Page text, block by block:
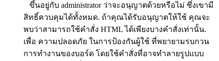
ขึ้นอยู่กับ administrator ว่าจะอนุญาตด้วยหรือไม่ ซึ่งเขามี
สิทธิ์ควบคุมได้ทั้งหมด. ถ้าคุณได้รับอนุญาตให้ใช้ คุณจะ
พบว่าสามารถใช้คำสั่ง HTML ได้เพียงบางคำสั่งเท่านั้น.
เพื่อ ความปลอดภัย ในการป้องกันผู้ใช้ ที่พยายามรบกวน
การทำงานของบอร์ด โดยใช้คำสั่งที่อาจทำลายรูปแบบ